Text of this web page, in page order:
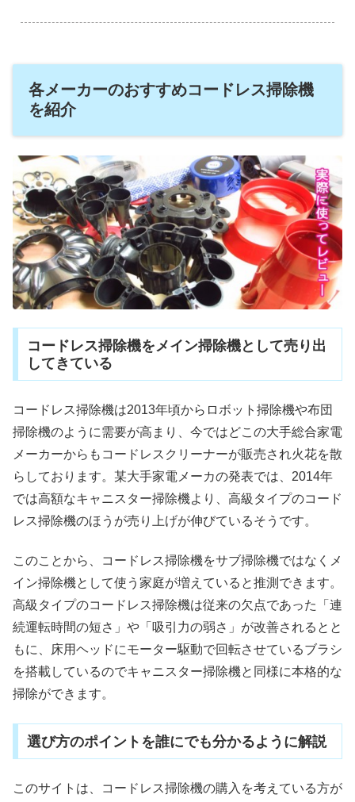
各メーカーのおすすめコードレス掃除機
を紹介
コードレス掃除機をメイン掃除機として売り出
してきている
コードレス掃除機は2013年頃からロボット掃除機や布団
掃除機のように需要が高まり、今ではどこの大手総合家電
メーカーからもコードレスクリーナーが販売され火花を散
らしております。某大手家電メーカの発表では、2014年
では高額なキャニスター掃除機より、高級タイプのコード
レス掃除機のほうが売り上げが伸びているそうです。
このことから、コードレス掃除機をサブ掃除機ではなくメ
イン掃除機として使う家庭が増えていると推測できます。
高級タイプのコードレス掃除機は従来の欠点であった「連
続運転時間の短さ」や「吸引力の弱さ」が改善されるとと
もに、床用ヘッドにモーター駆動で回転させているブラシ
を搭載しているのでキャニスター掃除機と同様に本格的な
掃除ができます。
選び方のポイントを誰にでも分かるように解説
このサイトは、コードレス掃除機の購入を考えている方が